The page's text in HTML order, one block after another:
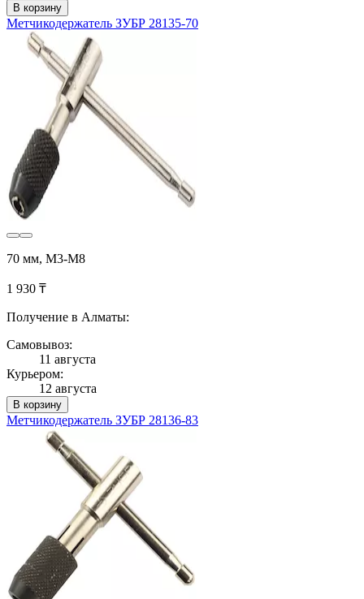
В корзину
Метчикодержатель ЗУБР 28135-70
70 мм, М3-М8
1 930 ₸
Получение в Алматы:
Самовывоз:
11 августа
Курьером:
12 августа
В корзину
Метчикодержатель ЗУБР 28136-83